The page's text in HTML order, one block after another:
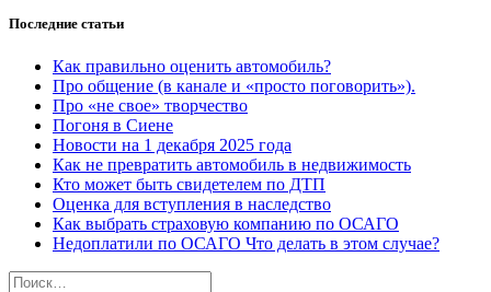
по
Последние статьи
Как правильно оценить автомобиль?
Про общение (в канале и «просто поговорить»).
Про «не свое» творчество
Погоня в Сиене
Новости на 1 декабря 2025 года
Как не превратить автомобиль в недвижимость
Кто может быть свидетелем по ДТП
Оценка для вступления в наследство
Как выбрать страховую компанию по ОСАГО
Недоплатили по ОСАГО Что делать в этом случае?
Найти: